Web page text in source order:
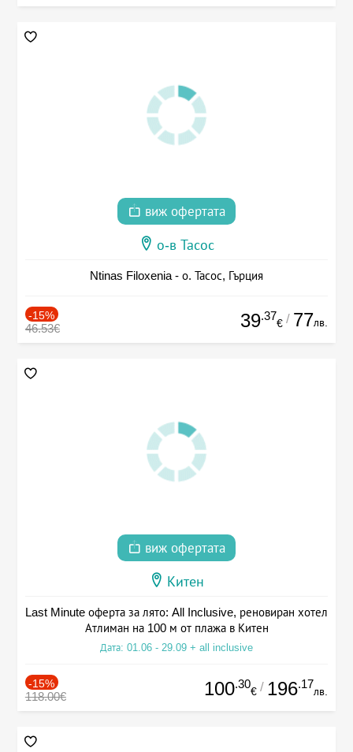
виж офертата
о-в Тасос
Ntinas Filoxenia - о. Тасос, Гърция
-15%
46.53€ 39.37
€ / 77лв.
виж офертата
Китен
Last Minute оферта за лято: All Inclusive, реновиран хотел
Атлиман на 100 м от плажа в Китен
Дата: 01.06 - 29.09 + all inclusive
-15%
118.00€ 100.30
€ / 196.17
лв.